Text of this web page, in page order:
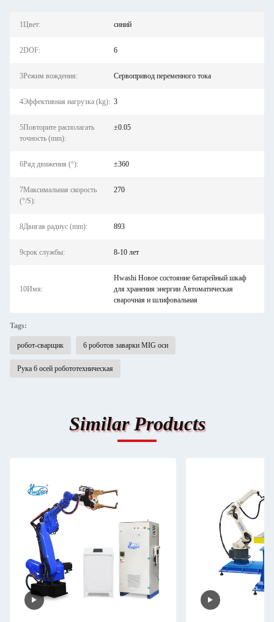
1Цвет: синий
2DOF: 6
3Режим вождения: Сервопривод переменного тока
4Эффективная нагрузка (kg): 3
5Повторите располагать
точность (mm):
±0.05
6Ряд движения (°): ±360
7Максимальная скорость
(°/S):
270
8Двигая радиус (mm): 893
9срок службы: 8-10 лет
10Имя:
Hwashi Новое состояние батарейный шкаф
для хранения энергии Автоматическая
сварочная и шлифовальная
Tags:
робот-сварщик 6 роботов заварки MIG оси
Рука 6 осей робототехническая
Similar Products